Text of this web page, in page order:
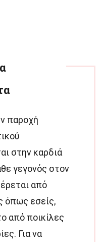
παροχή
στην καρδιά
γεγονός στον
από
όπως εσείς,
από ποικίλες
Για να